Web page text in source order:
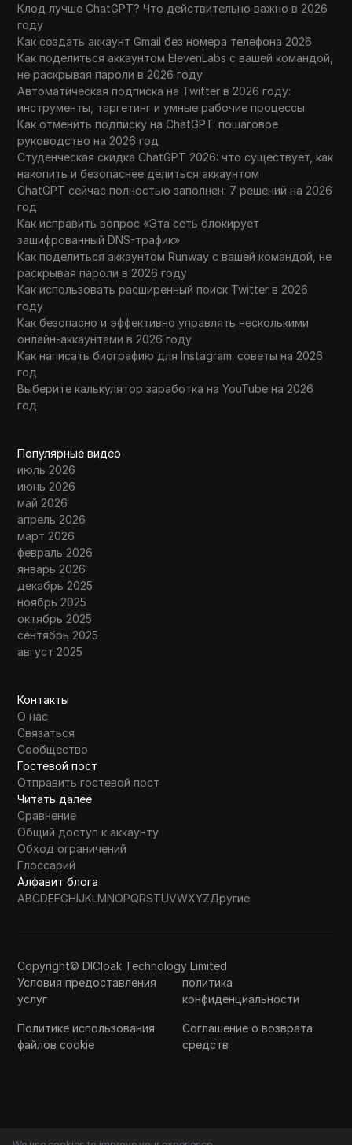
Клод лучше ChatGPT? Что действительно важно в 2026
году
Как создать аккаунт Gmail без номера телефона 2026
Как поделиться аккаунтом ElevenLabs с вашей командой,
не раскрывая пароли в 2026 году
Автоматическая подписка на Twitter в 2026 году:
инструменты, таргетинг и умные рабочие процессы
Как отменить подписку на ChatGPT: пошаговое
руководство на 2026 год
Студенческая скидка ChatGPT 2026: что существует, как
накопить и безопаснее делиться аккаунтом
ChatGPT сейчас полностью заполнен: 7 решений на 2026
год
Как исправить вопрос «Эта сеть блокирует
зашифрованный DNS-трафик»
Как поделиться аккаунтом Runway с вашей командой, не
раскрывая пароли в 2026 году
Как использовать расширенный поиск Twitter в 2026
году
Как безопасно и эффективно управлять несколькими
онлайн-аккаунтами в 2026 году
Как написать биографию для Instagram: советы на 2026
год
Выберите калькулятор заработка на YouTube на 2026
год
Популярные видео
июль 2026
июнь 2026
май 2026
апрель 2026
март 2026
февраль 2026
январь 2026
декабрь 2025
ноябрь 2025
октябрь 2025
сентябрь 2025
август 2025
Контакты
О нас
Связаться
Сообщество
Гостевой пост
Отправить гостевой пост
Читать далее
Сравнение
Общий доступ к аккаунту
Обход ограничений
Глоссарий
Алфавит блога
ABCDEFGHIJKLMNOPQRSTUVWXYZДругие
Copyright© DICloak Technology Limited
Условия предоставления
услуг
политика
конфиденциальности
Политике использования
файлов cookie
Соглашение о возврата
средств